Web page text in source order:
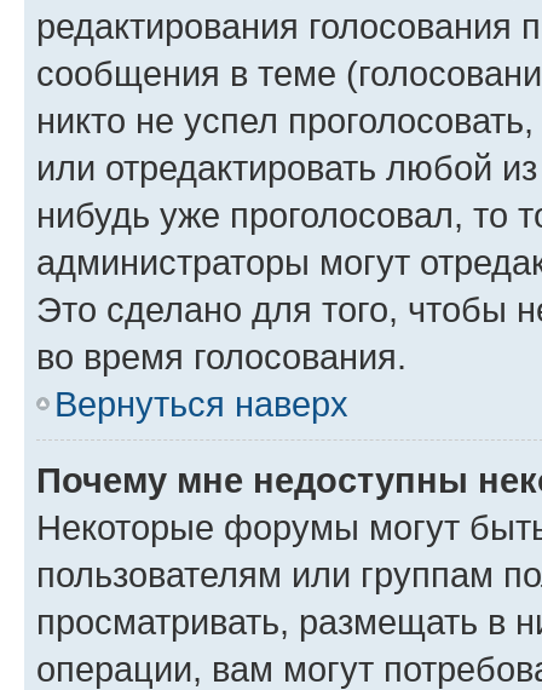
редактирования голосования
сообщения в теме
никто не успел
или отредактировать любой
нибудь уже проголосовал, то
администраторы могут
Это сделано для того, чтобы
во время голосования.
Вернуться наверх
Почему мне недоступны
Некоторые форумы могут
пользователям или группам
просматривать, размещать в
операции, вам могут